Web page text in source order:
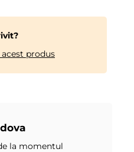
produs
la momentul